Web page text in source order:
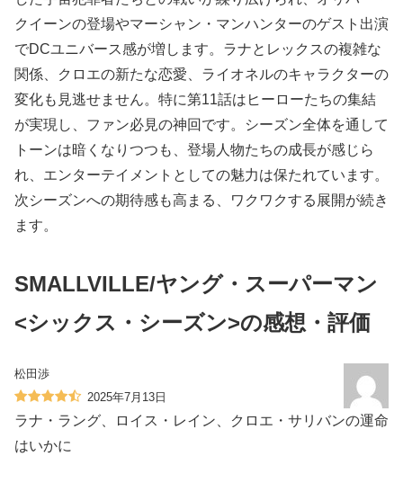
クイーンの登場やマーシャン・マンハンターのゲスト出演
でDCユニバース感が増します。ラナとレックスの複雑な
関係、クロエの新たな恋愛、ライオネルのキャラクターの
変化も見逃せません。特に第11話はヒーローたちの集結
が実現し、ファン必見の神回です。シーズン全体を通して
トーンは暗くなりつつも、登場人物たちの成長が感じら
れ、エンターテイメントとしての魅力は保たれています。
次シーズンへの期待感も高まる、ワクワクする展開が続き
ます。
SMALLVILLE/ヤング・スーパーマン
<シックス・シーズン>の感想・評価
松田渉
2025年7月13日
ラナ・ラング、ロイス・レイン、クロエ・サリバンの運命
はいかに️